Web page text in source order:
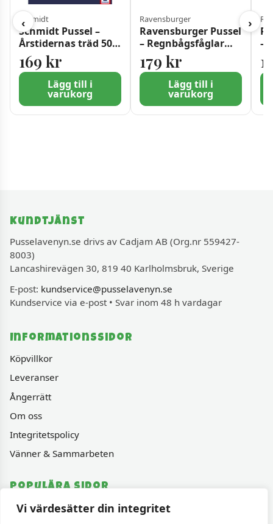
Vi värdesätter din integritet
‹Schmidt
Schmidt Pussel –
Årstidernas träd 500
bitar
169 kr
Lägg till i
varukorg
Ravensburger
Ravensburger Pussel
– Regnbågsfåglar
1000 bitar
179 kr
Lägg till i
varukorg
–
›
Kundtjänst
Pusselavenyn.se drivs av Cadjam AB (Org.nr 559427-
8003)
Lancashirevägen 30, 819 40 Karlholmsbruk, Sverige
E-post: kundservice@pusselavenyn.se
Kundservice via e-post • Svar inom 48 h vardagar
Informationssidor
Köpvillkor
Leveranser
Ångerrätt
Om oss
Integritetspolicy
Vänner & Sammarbeten
Populära sidor
Varumärken